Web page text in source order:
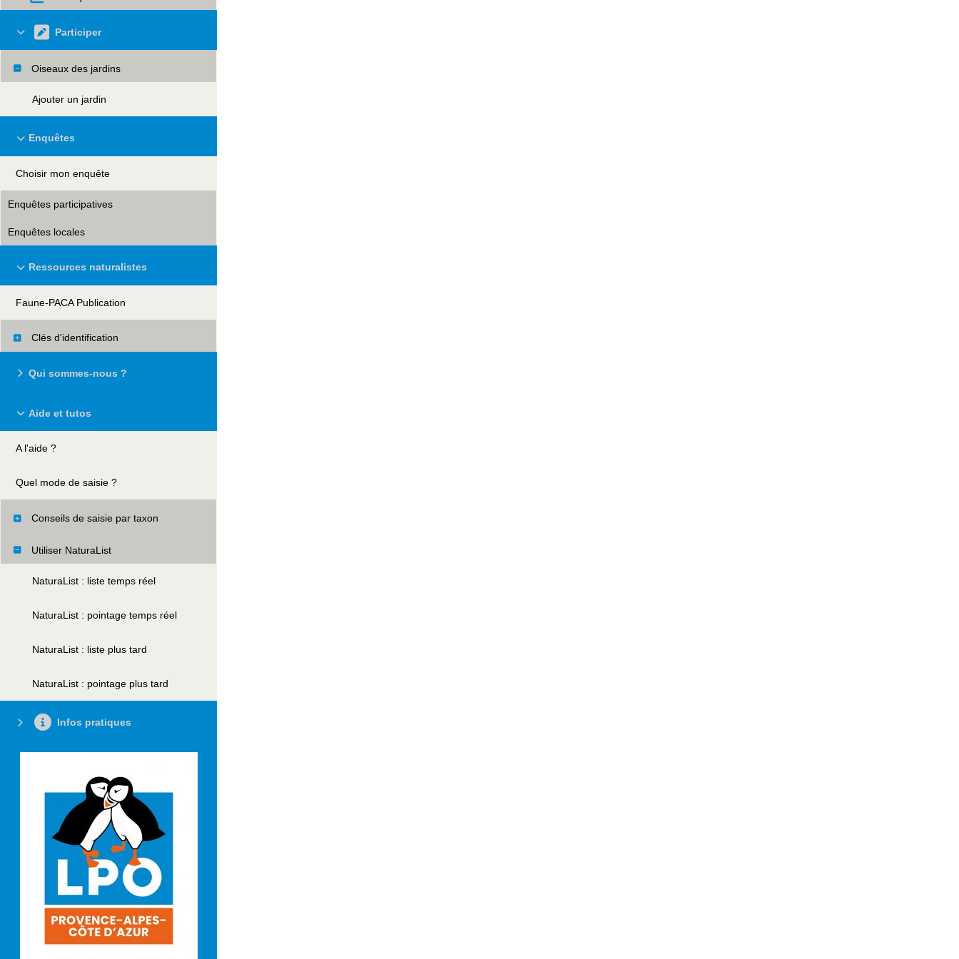
Participer
Oiseaux des jardins
Ajouter un jardin
Enquêtes
Choisir mon enquête
Enquêtes participatives
Enquêtes locales
Ressources naturalistes
Faune-PACA Publication
Clés d'identification
Qui sommes-nous ?
Aide et tutos
A l'aide ?
Quel mode de saisie ?
Conseils de saisie par taxon
Utiliser NaturaList
NaturaList : liste temps réel
NaturaList : pointage temps réel
NaturaList : liste plus tard
NaturaList : pointage plus tard
Infos pratiques